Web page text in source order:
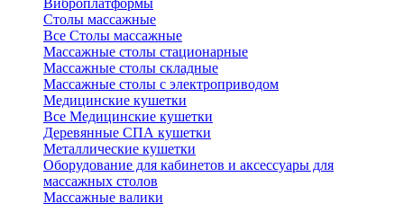
Виброплатформы
Столы массажные
Все Столы массажные
Массажные столы стационарные
Массажные столы складные
Массажные столы с электроприводом
Медицинские кушетки
Все Медицинские кушетки
Деревянные СПА кушетки
Металлические кушетки
Оборудование для кабинетов и аксессуары для
массажных столов
Массажные валики